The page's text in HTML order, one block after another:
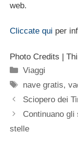
web.
Cliccate qui per
Photo Credits |
Categorie
Viaggi
Tag
nave gratis,
Sciopero dei
Continuano
stelle